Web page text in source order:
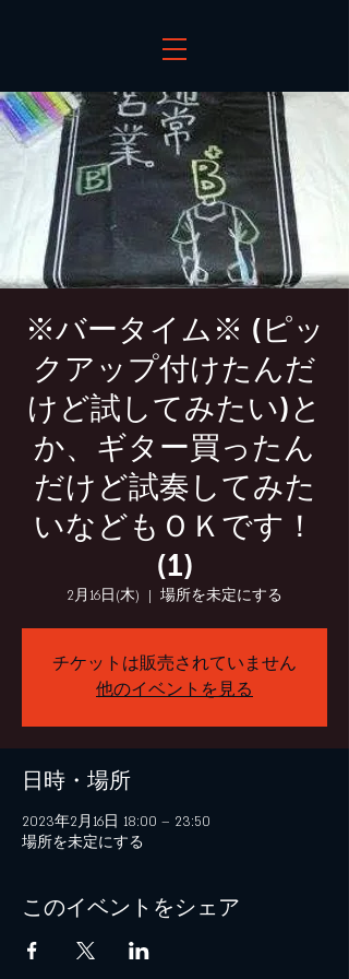
※バータイム※ (ピッ
クアップ付けたんだ
けど試してみたい)と
か、ギター買ったん
だけど試奏してみた
いなどもＯＫです！
(1)
2月16日(木)
  |
場所を未定にする
チケットは販売されていません
他のイベントを見る
日時・場所
2023年2月16日 18:00 – 23:50
場所を未定にする
このイベントをシェア